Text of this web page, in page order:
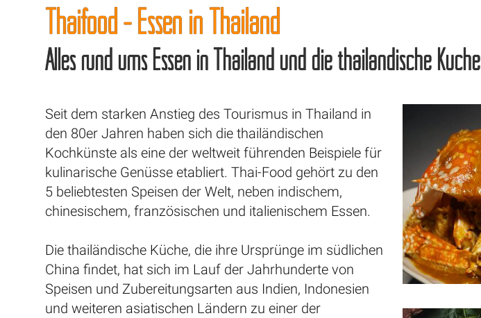
Thaifood - Essen in Thailand
Alles rund ums Essen in Thailand und die thailändische Küche
Seit dem starken Anstieg des Tourismus in Thailand in
den 80er Jahren haben sich die thailändischen
Kochkünste als eine der weltweit führenden Beispiele für
kulinarische Genüsse etabliert. Thai-Food gehört zu den
5 beliebtesten Speisen der Welt, neben indischem,
chinesischem, französischen und italienischem Essen.
Die thailändische Küche, die ihre Ursprünge im südlichen
China findet, hat sich im Lauf der Jahrhunderte von
Speisen und Zubereitungsarten aus Indien, Indonesien
und weiteren asiatischen Ländern zu einer der